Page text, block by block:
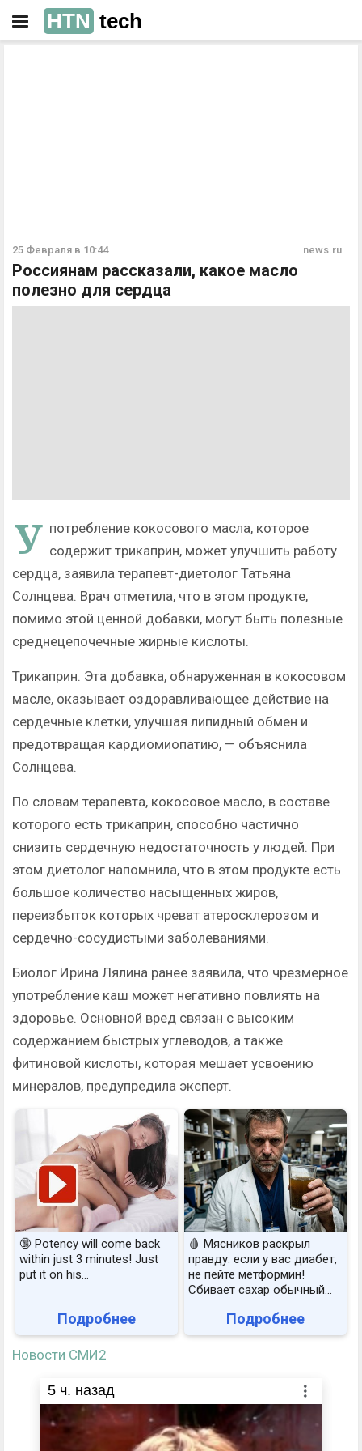
HTN tech
25 Февраля в 10:44 news.ru
Россиянам рассказали, какое масло
полезно для сердца
У потребление кокосового масла, которое
содержит трикаприн, может улучшить работу
сердца, заявила терапевт-диетолог Татьяна
Солнцева. Врач отметила, что в этом продукте,
помимо этой ценной добавки, могут быть полезные
среднецепочечные жирные кислоты.
Трикаприн. Эта добавка, обнаруженная в кокосовом
масле, оказывает оздоравливающее действие на
сердечные клетки, улучшая липидный обмен и
предотвращая кардиомиопатию, — объяснила
Солнцева.
По словам терапевта, кокосовое масло, в составе
которого есть трикаприн, способно частично
снизить сердечную недостаточность у людей. При
этом диетолог напомнила, что в этом продукте есть
большое количество насыщенных жиров,
переизбыток которых чреват атеросклерозом и
сердечно-сосудистыми заболеваниями.
Биолог Ирина Лялина ранее заявила, что чрезмерное
употребление каш может негативно повлиять на
здоровье. Основной вред связан с высоким
содержанием быстрых углеводов, а также
фитиновой кислоты, которая мешает усвоению
минералов, предупредила эксперт.
🔞 Potency will come back
within just 3 minutes! Just
put it on his…
Подробнее
🩸 Мясников раскрыл
правду: если у вас диабет,
не пейте метформин!
Сбивает сахар обычный...
Подробнее
Новости СМИ2
5 ч. назад